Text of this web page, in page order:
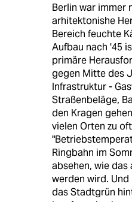
Berlin war immer
arhitektonishe
Bereich feuchte
Aufbau nach '45
primäre
gegen Mitte des
Infrastruktur -
Straßenbeläge,
den Kragen
vielen Orten zu
Ringbahn im
absehen, wie das
werden wird.
das Stadtgrün